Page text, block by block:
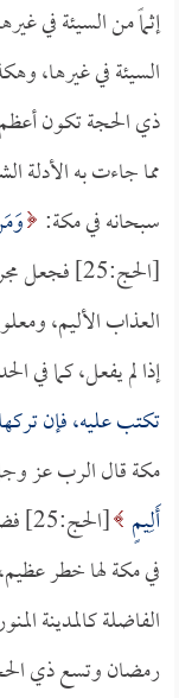
إثماً من السيئة في
السيئة في غيرها،
ذي الحجة تكون أعظم
مما جاءت به الأدلة
سبحانه في مكة:
[الحج:25]
العذاب الأليم،
إذا لم يفعل، كما
تكتب عليه، فإن
مكة قال الرب عز
أَلِيمٍ
في مكة لها خطر
الفاضلة كالمدينة
رمضان وتسع ذي